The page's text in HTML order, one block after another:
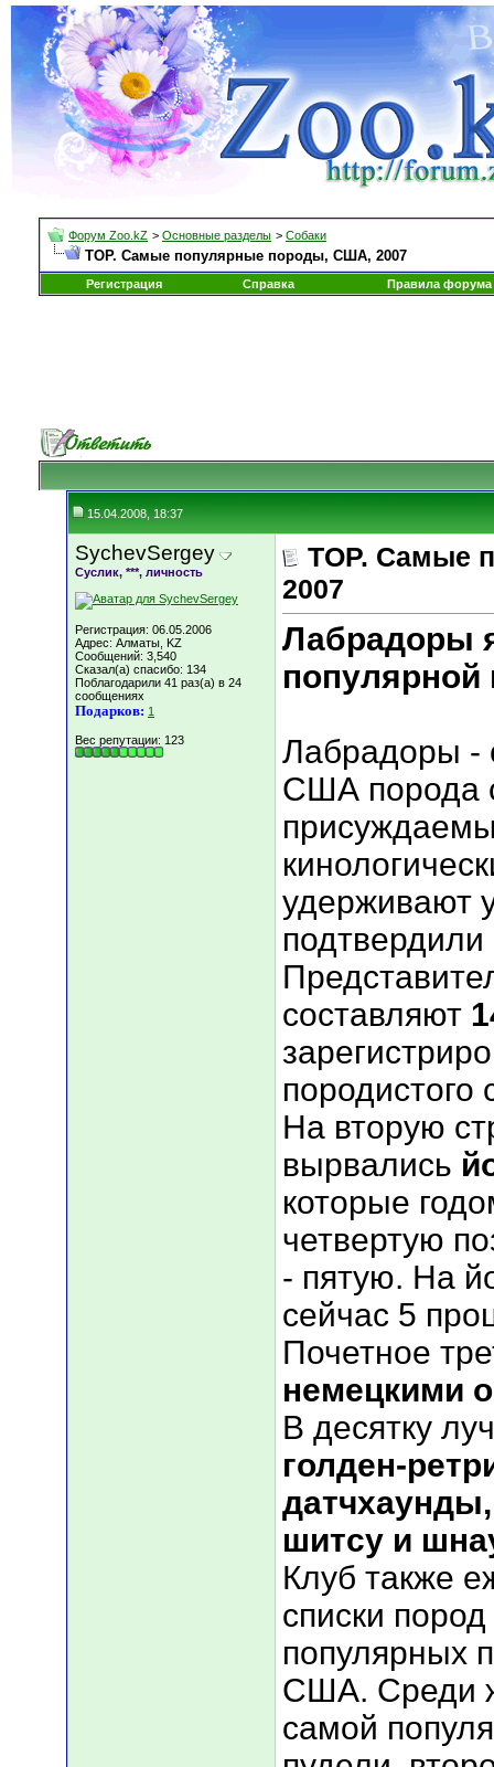
Форум Zoo.kZ > Основные разделы > Собаки
TOP. Самые популярные породы, США, 2007
Регистрация Справка Правила форума
15.04.2008, 18:37
SychevSergey
Суслик, ***, личность
Регистрация: 06.05.2006
Адрес: Алматы, KZ
Сообщений: 3,540
Сказал(а) спасибо: 134
Поблагодарили 41 раз(а) в 24
сообщениях
Подарков: 1
Вес репутации: 123
TOP. Самые
2007
Лабрадоры
Лабрадоры -
США порода
удерживают
подтвердили
составляют
породистого
На вторую
вырвались
которые
четвертую
- пятую. На
сейчас 5
Почетное
немецкими
В десятку
голден-
шитсу и
Клуб также
списки
популярных
США. Среди
самой